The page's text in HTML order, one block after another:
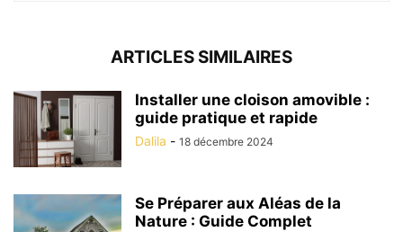
ARTICLES SIMILAIRES
Installer une cloison amovible :
guide pratique et rapide
Dalila - 18 décembre 2024
Se Préparer aux Aléas de la
Nature : Guide Complet